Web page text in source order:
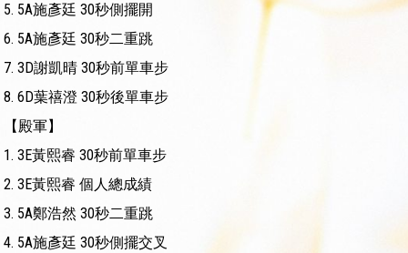
5. 5A施彥廷 30秒側擺開
6. 5A施彥廷 30秒二重跳
7. 3D謝凱晴 30秒前單車步
8. 6D葉禧澄 30秒後單車步
【殿軍】
1. 3E黃熙睿 30秒前單車步
2. 3E黃熙睿 個人總成績
3. 5A鄭浩然 30秒二重跳
4. 5A施彥廷 30秒側擺交叉